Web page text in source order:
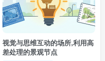
视觉与思维互动的场所,利用高
差处理的景观节点